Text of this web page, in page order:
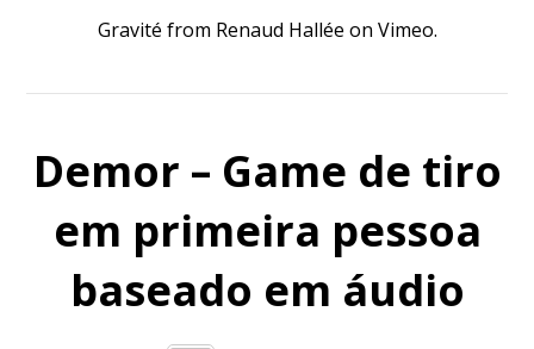
Gravité from Renaud Hallée on Vimeo.
Demor – Game de tiro
em primeira pessoa
baseado em áudio